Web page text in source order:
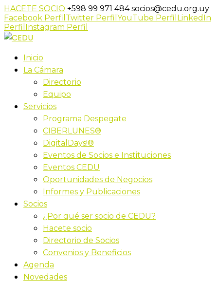
HACETE SOCIO +598 99 971 484socios@cedu.org.uy
Facebook Perfil Twitter Perfil YouTube Perfil LinkedIn
Perfil Instagram Perfil
Inicio
La Cámara
Directorio
Equipo
Servicios
Programa Despegate
CIBERLUNES®
DigitalDays!®
Eventos de Socios e Instituciones
Eventos CEDU
Oportunidades de Negocios
Informes y Publicaciones
Socios
¿Por qué ser socio de CEDU?
Hacete socio
Directorio de Socios
Convenios y Beneficios
Agenda
Novedades